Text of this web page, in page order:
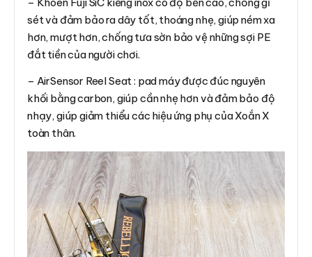
– Khoen Fuji SiC kiềng inox có độ bền cao, chống gỉ
sét và đảm bảo ra dây tốt, thoáng nhẹ, giúp ném xa
hơn, mượt hơn, chống tưa sờn bảo vệ những sợi PE
đắt tiền của người chơi.
– AirSensor Reel Seat : pad máy được đúc nguyên
khối bằng carbon, giúp cần nhẹ hơn và đảm bảo độ
nhạy, giúp giảm thiểu các hiệu ứng phụ của Xoắn X
toàn thân.